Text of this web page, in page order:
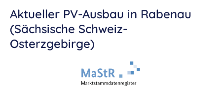
Aktueller PV-Ausbau in Rabenau
(Sächsische Schweiz-
Osterzgebirge)